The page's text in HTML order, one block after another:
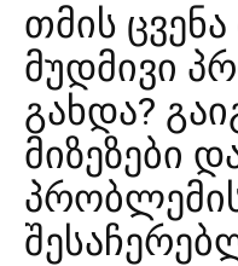
თმის
მუდმივი
გახდა?
მიზეზები